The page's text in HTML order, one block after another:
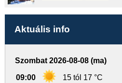
Aktuális info
Szombat 2026-08-08 (ma)
09:00 15 tól 17 °C